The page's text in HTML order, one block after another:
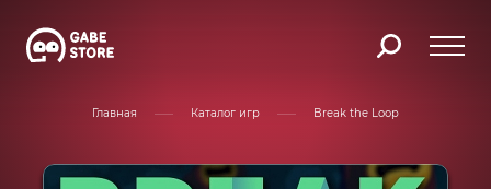
Главная Каталог игр Break the Loop